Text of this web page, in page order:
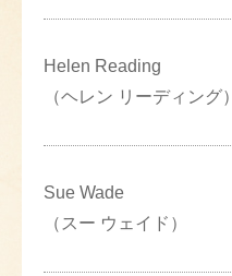
Helen Reading
（ヘレン リーディング）
Sue Wade
（スー ウェイド）